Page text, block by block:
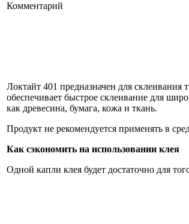
Комментарий
Локтайт 401 предназначен для склеивания
обеспечивает быстрое склеивание для
как древесина, бумага, кожа и ткань.
Продукт не рекомендуется применять в
Как сэкономить на использовании клея
Одной капли клея будет достаточно для